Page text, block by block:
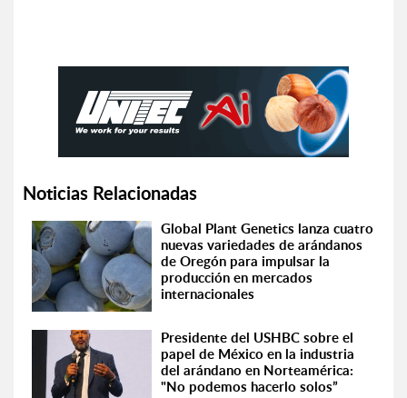
Noticias Relacionadas
Global Plant Genetics lanza cuatro
nuevas variedades de arándanos
de Oregón para impulsar la
producción en mercados
internacionales
Presidente del USHBC sobre el
papel de México en la industria
del arándano en Norteamérica:
"No podemos hacerlo solos”